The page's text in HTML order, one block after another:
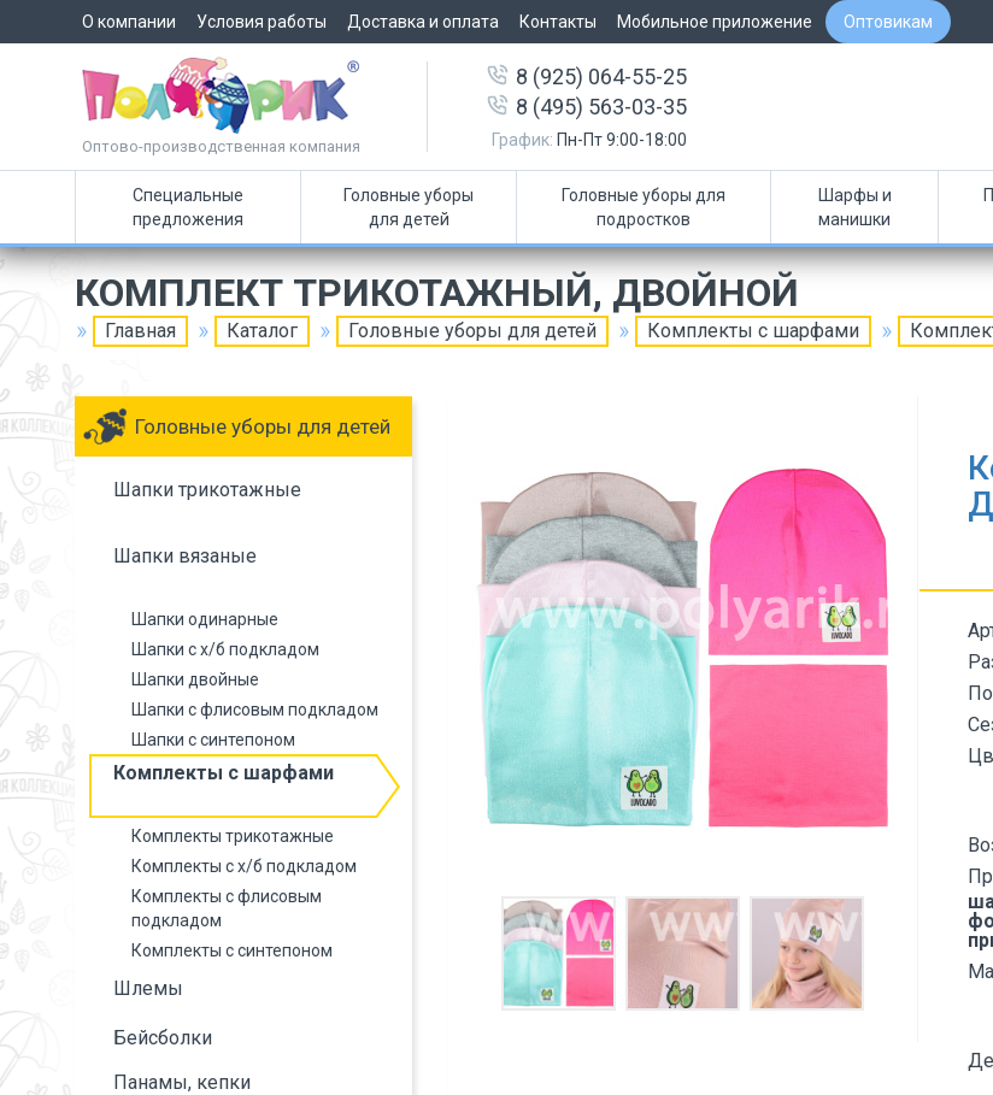
О компании Условия работы Доставка и оплата Контакты Мобильное приложение Оптовикам
Оптово-производственная компания
8 (925) 064-55-25
8 (495) 563-03-35
График: Пн-Пт 9:00-18:00
Специальные
предложения
Головные уборы
для детей
Головные уборы для
подростков
Шарфы и
манишки
КОМПЛЕКТ ТРИКОТАЖНЫЙ, ДВОЙНОЙ
Главная Каталог Головные уборы для детей Комплекты с шарфами
Головные уборы для детей
Шапки трикотажные
Шапки вязаные
Шапки одинарные
Шапки с х/б подкладом
Шапки двойные
Шапки с флисовым подкладом
Шапки с синтепоном
Комплекты с шарфами
Комплекты трикотажные
Комплекты с х/б подкладом
Комплекты с флисовым
подкладом
Комплекты с синтепоном
Шлемы
Бейсболки
Панамы, кепки